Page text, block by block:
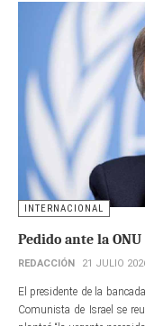
INTERNACIONAL
Pedido ante la
REDACCIÓN 21 JULIO
El presidente de la
Comunista de Israel se